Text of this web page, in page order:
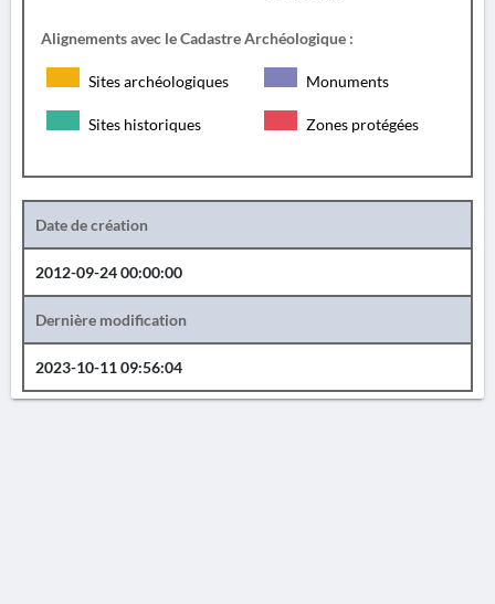
Alignements avec le Cadastre Archéologique :
Sites archéologiques Monuments
Sites historiques Zones protégées
Date de création
2012-09-24 00:00:00
Dernière modification
2023-10-11 09:56:04